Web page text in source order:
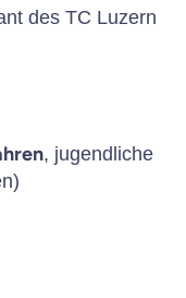
des TC Luzern
, jugendliche